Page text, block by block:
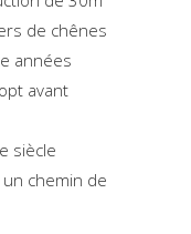
de chênes
années
avant
siècle
chemin de